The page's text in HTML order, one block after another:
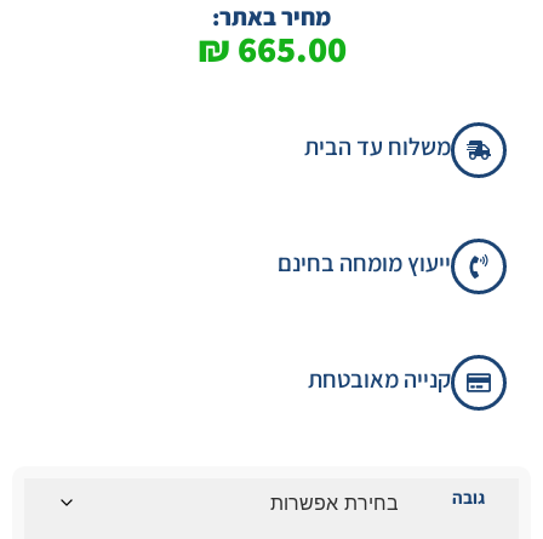
מחיר באתר:
665.00
₪
משלוח עד הבית
ייעוץ מומחה בחינם
קנייה מאובטחת
גובה